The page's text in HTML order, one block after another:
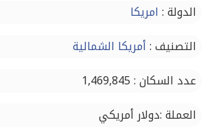
الدولة : امريكا
التصنيف :أمريكا الشمالية
عدد السكان : 1,469,845
العملة :دولار أمريكي